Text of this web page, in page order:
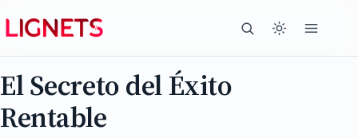
El Secreto del Éxito
Rentable